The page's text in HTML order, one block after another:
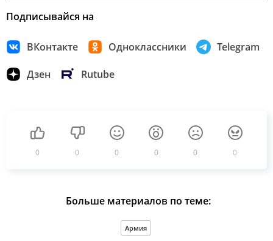
Подписывайся на
ВКонтакте Одноклассники Telegram
Дзен Rutube
0 0 0 0 0 0
Больше материалов по теме:
Армия